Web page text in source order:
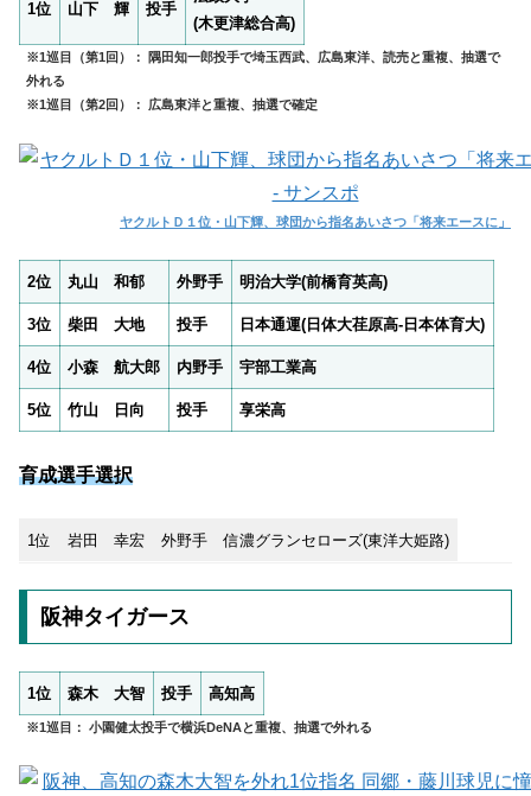
1位 山下 輝 投手
(木更津総合高)
※1巡目（第1回）： 隅田知一郎投手で埼玉西武、広島東洋、読売と重複、抽選で
外れる
※1巡目（第2回）： 広島東洋と重複、抽選で確定
ヤクルトＤ１位・山下輝、球団から指名あいさつ「将来エースに」
2位 丸山 和郁 外野手 明治大学(前橋育英高)
3位 柴田 大地 投手 日本通運(日体大荏原高-日本体育大)
4位 小森 航大郎 内野手 宇部工業高
5位 竹山 日向 投手 享栄高
育成選手選択
1位 岩田 幸宏 外野手 信濃グランセローズ(東洋大姫路)
阪神タイガース
1位 森木 大智 投手 高知高
※1巡目： 小園健太投手で横浜DeNAと重複、抽選で外れる